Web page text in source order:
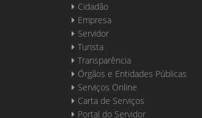
Cidadão
Empresa
Servidor
Turista
Transparência
Órgãos e Entidades Públicas
Serviços Online
Carta de Serviços
Portal do Servidor